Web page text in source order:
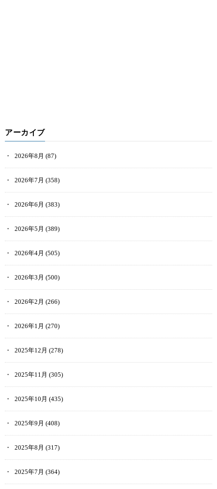
アーカイブ
2026年8月 (87)
2026年7月 (358)
2026年6月 (383)
2026年5月 (389)
2026年4月 (505)
2026年3月 (500)
2026年2月 (266)
2026年1月 (270)
2025年12月 (278)
2025年11月 (305)
2025年10月 (435)
2025年9月 (408)
2025年8月 (317)
2025年7月 (364)